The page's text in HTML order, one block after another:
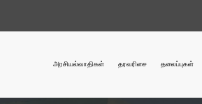
அரசியல்வாதிகள் தரவரிசை தலைப்புகள்